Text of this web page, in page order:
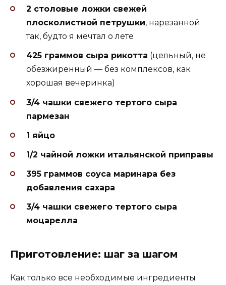
2 столовые ложки свежей
плосколистной петрушки, нарезанной
так, будто я мечтал о лете
425 граммов сыра рикотта (цельный, не
обезжиренный — без комплексов, как
хорошая вечеринка)
3/4 чашки свежего тертого сыра
пармезан
1 яйцо
1/2 чайной ложки итальянской приправы
395 граммов соуса маринара без
добавления сахара
3/4 чашки свежего тертого сыра
моцарелла
Приготовление: шаг за шагом
Как только все необходимые ингредиенты